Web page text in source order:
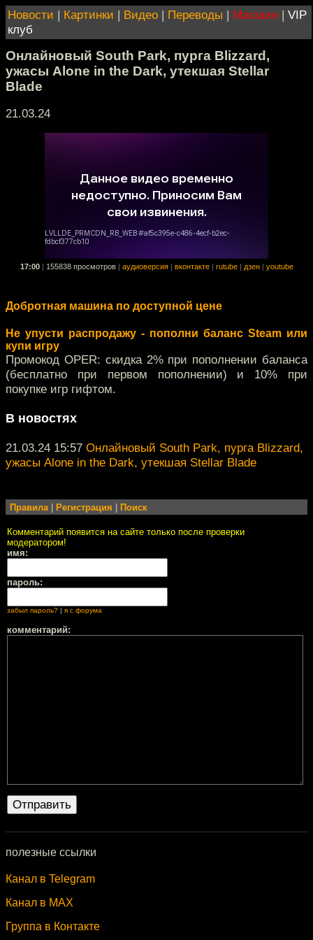
Новости | Картинки | Видео | Переводы | Магазин | VIP
клуб
Онлайновый South Park, пурга Blizzard,
ужасы Alone in the Dark, утекшая Stellar
Blade
21.03.24
17:00 155838 просмотров аудиоверсия вконтакте rutube дзен youtube
Добротная машина по доступной цене
Не упусти распродажу - пополни баланс Steam или
купи игру
Промокод OPER: скидка 2% при пополнении баланса
(бесплатно при первом пополнении) и 10% при
покупке игр гифтом.
В новостях
21.03.24 15:57 Онлайновый South Park, пурга Blizzard,
ужасы Alone in the Dark, утекшая Stellar Blade
Правила| Регистрация Поиск
Комментарий появится на сайте только после проверки
модератором!
имя:
пароль:
забыл пароль? я с форума
комментарий:
полезные ссылки
Канал в Telegram
Канал в MAX
Группа в Контакте